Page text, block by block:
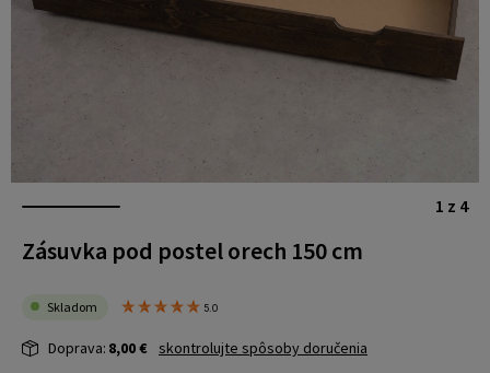
1 z 4
Zásuvka pod postel orech 150 cm
Skladom 5.0
Doprava: 8,00 € skontrolujte spôsoby doručenia